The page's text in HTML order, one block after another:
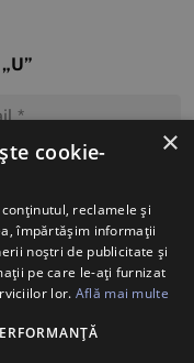
×
cookie-
reclamele și
împărtășim informații
noștri de publicitate și
pe care le-ați furnizat
lor. Află mai multe